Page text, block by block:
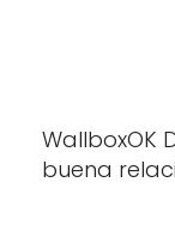
WallboxOK
buena